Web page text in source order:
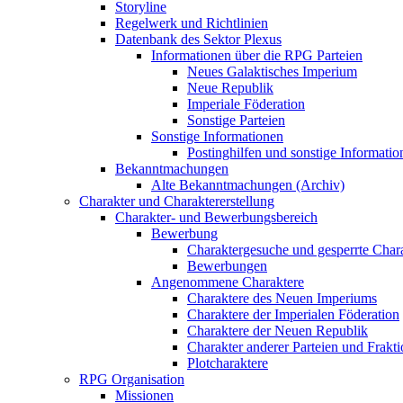
Storyline
Regelwerk und Richtlinien
Datenbank des Sektor Plexus
Informationen über die RPG Parteien
Neues Galaktisches Imperium
Neue Republik
Imperiale Föderation
Sonstige Parteien
Sonstige Informationen
Postinghilfen und sonstige
Bekanntmachungen
Alte Bekanntmachungen (Archiv)
Charakter und Charaktererstellung
Charakter- und Bewerbungsbereich
Bewerbung
Charaktergesuche und gesperrte
Bewerbungen
Angenommene Charaktere
Charaktere des Neuen Imperiums
Charaktere der Imperialen Föderation
Charaktere der Neuen Republik
Charakter anderer Parteien und
Plotcharaktere
RPG Organisation
Missionen